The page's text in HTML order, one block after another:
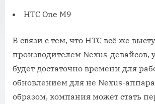
HTC One M9
В связи с тем, что HTC всё же
производителем Nexus-девайсов,
будет достаточно времени для
обновлением для не Nexus-
образом, компания может стать